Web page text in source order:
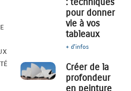
pour donner
vie à vos
tableaux
+ d'infos
Créer de la
profondeur
en peinture